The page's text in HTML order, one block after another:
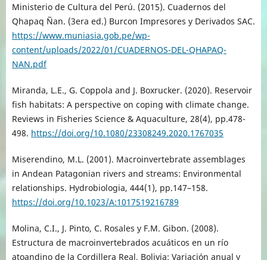
Ministerio de Cultura del Perú. (2015). Cuadernos del
Qhapaq Ñan. (3era ed.) Burcon Impresores y Derivados SAC.
https://www.muniasia.gob.pe/wp-
content/uploads/2022/01/CUADERNOS-DEL-QHAPAQ-
NAN.pdf
Miranda, L.E., G. Coppola and J. Boxrucker. (2020). Reservoir
fish habitats: A perspective on coping with climate change.
Reviews in Fisheries Science & Aquaculture, 28(4), pp.478-
498. https://doi.org/10.1080/23308249.2020.1767035
Miserendino, M.L. (2001). Macroinvertebrate assemblages
in Andean Patagonian rivers and streams: Environmental
relationships. Hydrobiologia, 444(1), pp.147–158.
https://doi.org/10.1023/A:1017519216789
Molina, C.I., J. Pinto, C. Rosales y F.M. Gibon. (2008).
Estructura de macroinvertebrados acuáticos en un río
atoandino de la Cordillera Real, Bolivia: Variación anual y